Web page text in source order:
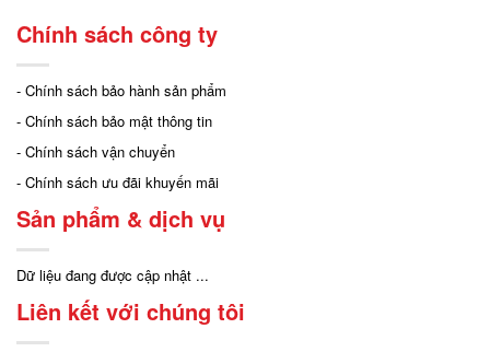
Chính sách công ty
- Chính sách bảo hành sản phẩm
- Chính sách bảo mật thông tin
- Chính sách vận chuyển
- Chính sách ưu đãi khuyến mãi
Sản phẩm & dịch vụ
Dữ liệu đang được cập nhật ...
Liên kết với chúng tôi